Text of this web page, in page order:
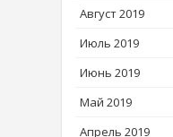
Август 2019
Июль 2019
Июнь 2019
Май 2019
Апрель 2019